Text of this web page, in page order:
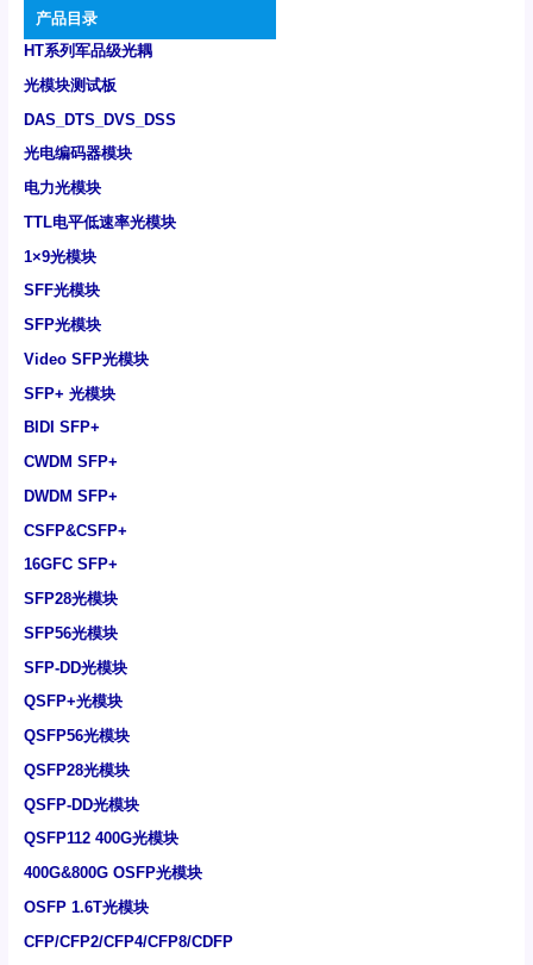
产品目录
HT系列军品级光耦
光模块测试板
DAS_DTS_DVS_DSS
光电编码器模块
电力光模块
TTL电平低速率光模块
1×9光模块
SFF光模块
SFP光模块
Video SFP光模块
SFP+ 光模块
BIDI SFP+
CWDM SFP+
DWDM SFP+
CSFP&CSFP+
16GFC SFP+
SFP28光模块
SFP56光模块
SFP-DD光模块
QSFP+光模块
QSFP56光模块
QSFP28光模块
QSFP-DD光模块
QSFP112 400G光模块
400G&800G OSFP光模块
OSFP 1.6T光模块
CFP/CFP2/CFP4/CFP8/CDFP